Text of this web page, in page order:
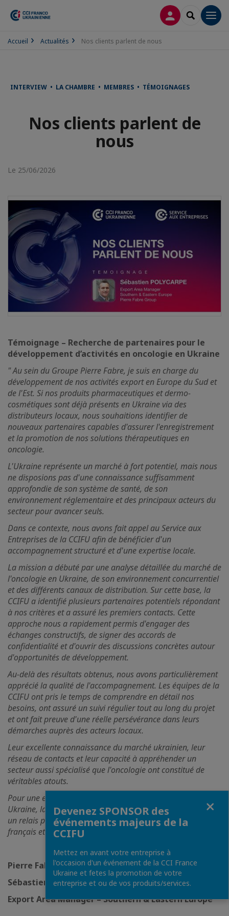
CONNEXION
Accueil Actualités Nos clients parlent de nous
INTERVIEW • LA CHAMBRE • MEMBRES • TÉMOIGNAGES
Nos clients parlent de
nous
Le 25/06/2026
Témoignage – Recherche de partenaires pour le
développement d’activités en oncologie en Ukraine
" Au sein du Groupe Pierre Fabre, je suis en charge du
développement de nos activités export en Europe du Sud et
de l'Est. Si nos produits pharmaceutiques et dermo-
cosmétiques sont déjà présents en Ukraine via des
distributeurs locaux, nous souhaitions identifier de
nouveaux partenaires capables d'assurer l'enregistrement
et la promotion de nos solutions thérapeutiques en
oncologie.
L'Ukraine représente un marché à fort potentiel, mais nous
ne disposions pas d'une connaissance suffisamment
approfondie de son système de santé, de son
environnement réglementaire et des principaux acteurs du
secteur pour avancer seuls.
Dans ce contexte, nous avons fait appel au Service aux
Entreprises de la CCIFU afin de bénéficier d'un
accompagnement structuré et d'une expertise locale.
La mission a débuté par une analyse détaillée du marché de
l'oncologie en Ukraine, de son environnement concurrentiel
et des différents canaux de distribution. Sur cette base, la
CCIFU a identifié plusieurs partenaires potentiels répondant
à nos critères et a assuré les premiers contacts. Cette
approche nous a rapidement permis d'engager des
échanges constructifs, de signer des accords de
confidentialité et d'ouvrir des discussions concrètes autour
d'opportunités de développement.
Au-delà des résultats obtenus, nous avons particulièrement
apprécié la qualité de l'accompagnement. Les équipes de la
CCIFU ont pris le temps de comprendre en détail nos
besoins, ont assuré un suivi régulier tout au long du projet
et ont fait preuve d'une réelle persévérance dans leurs
démarches auprès des acteurs locaux.
Leur excellente connaissance du marché ukrainien, leur
réseau de contacts et leur capacité à appréhender un
secteur aussi spécialisé que l'oncologie ont constitué de
véritables atouts.
Pour une entreprise souhaitant développer ses activités en
Ukraine, la CCIFU représente un partenaire de confiance et
un relais particulièrement efficace entre les écosystèmes
français et ukrainien. "
Pierre Fabre Group
Sébastien Polycarpe
Export Area Manager – Southern & Eastern Europe
Devenez SPONSOR des
événements majeurs de la
CCIFU
Mettez en avant votre entreprise à
l'occasion d'un événement de la CCI France
Ukraine et fetes la promotion de votre
entreprise et ou de vos produits/services.